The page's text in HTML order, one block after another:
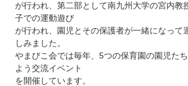
が行われ、第二部として南九州大学の宮内教
子での運動遊び
が行われ、園児とその保護者が一緒になって
しみました。
やまびこ会では毎年、5つの保育園の園児た
よう交流イベント
を開催しています。